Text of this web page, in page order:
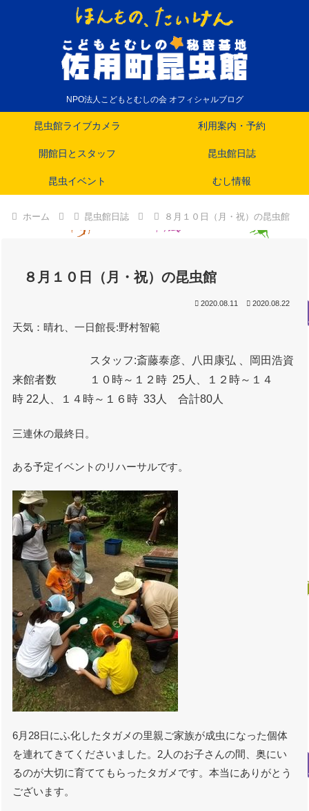
NPO法人こどもとむしの会 オフィシャルブログ
昆虫館ライブカメラ 利用案内・予約
開館日とスタッフ 昆虫館日誌
昆虫イベント むし情報
ホーム 昆虫館日誌 ８月１０日（月・祝）の昆虫館
８月１０日（月・祝）の昆虫館
2020.08.11 2020.08.22
天気：晴れ、一日館長:野村智範
スタッフ:斎藤泰彦、八田康弘 、岡田浩資
来館者数 １０時～１２時 25人、１２時～１４
時 22人、１４時～１６時 33人 合計80人
三連休の最終日。
ある予定イベントのリハーサルです。
6月28日にふ化したタガメの里親ご家族が成虫になった個体
を連れてきてくださいました。2人のお子さんの間、奥にい
るのが大切に育ててもらったタガメです。本当にありがとう
ございます。